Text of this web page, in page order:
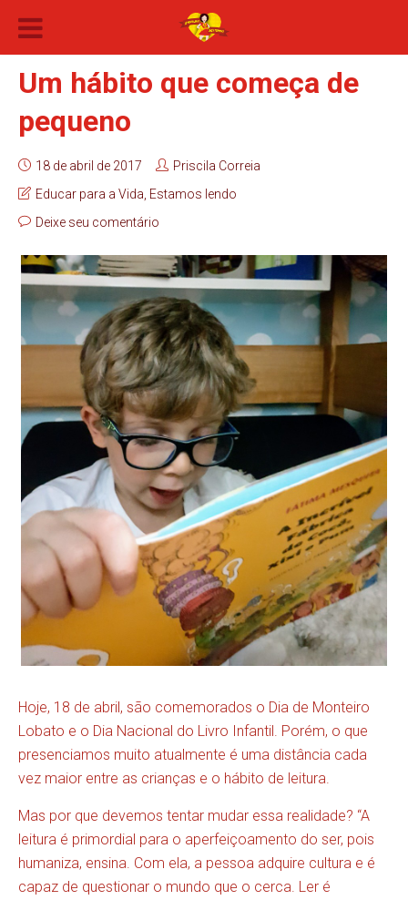
Um hábito que começa de
pequeno
18 de abril de 2017
Priscila Correia
Educar para a Vida Estamos lendo
Deixe seu comentário
Hoje, 18 de abril, são comemorados o Dia de Monteiro
Lobato e o Dia Nacional do Livro Infantil. Porém, o que
presenciamos muito atualmente é uma distância cada
vez maior entre as crianças e o hábito de leitura.
Mas por que devemos tentar mudar essa realidade? “A
leitura é primordial para o aperfeiçoamento do ser, pois
humaniza, ensina. Com ela, a pessoa adquire cultura e é
capaz de questionar o mundo que o cerca. Ler é